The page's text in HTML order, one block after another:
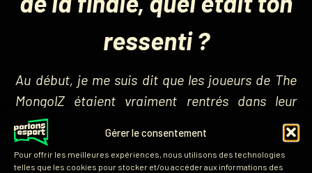
Gérer le consentement
Pour offrir les meilleures expériences, nous utilisons des technologies
telles que les cookies pour stocker et/ou accéder aux informations des
ressenti ?
Au début, je me suis dit que les joueurs de The
MongolZ étaient vraiment rentrés dans leur
match et que la finale allait être accrochée.
Mais, un peu de la même manière que leur réveil